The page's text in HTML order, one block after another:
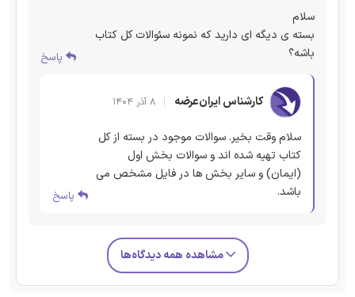
سلام
بسته ی دیگه ای دارید که نمونه سئوالات کل کتاب
باشه؟
پاسخ
کارشناس ایران‌عرضه ۸ آذر ۱۴۰۴
سلام وقت بخیر. سوالات موجود در بسته از کل
کتاب تهیه شده اند و سوالات بخش اول
(ایمان) و سایر بخش ها در فایل مشخص می
باشد.
پاسخ
مشاهده همه دیدگاه‌ها